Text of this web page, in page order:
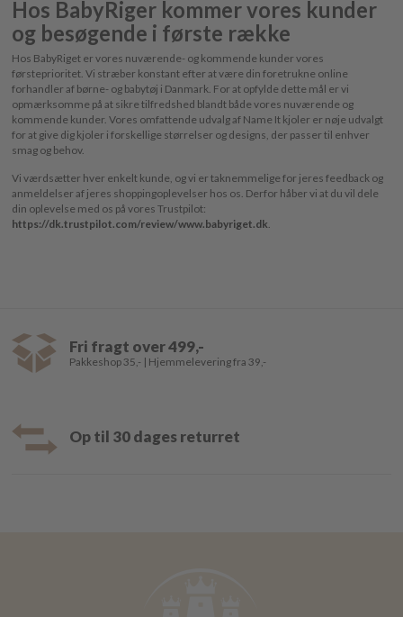
Hos BabyRiger kommer vores kunder
og besøgende i første række
Hos BabyRiget er vores nuværende- og kommende kunder vores
førsteprioritet. Vi stræber konstant efter at være din foretrukne online
forhandler af børne- og babytøj i Danmark. For at opfylde dette mål er vi
opmærksomme på at sikre tilfredshed blandt både vores nuværende og
kommende kunder. Vores omfattende udvalg af Name It kjoler er nøje udvalgt
for at give dig kjoler i forskellige størrelser og designs, der passer til enhver
smag og behov.
Vi værdsætter hver enkelt kunde, og vi er taknemmelige for jeres feedback og
anmeldelser af jeres shoppingoplevelser hos os. Derfor håber vi at du vil dele
din oplevelse med os på vores Trustpilot:
https://dk.trustpilot.com/review/www.babyriget.dk.
Fri fragt over 499,-
Pakkeshop 35,- | Hjemmelevering fra 39,-
Op til 30 dages returret